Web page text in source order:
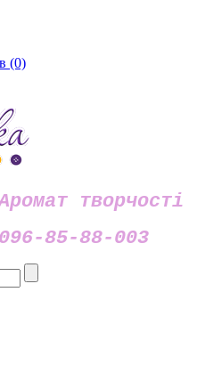
(0)
творчості
096-85-88-003